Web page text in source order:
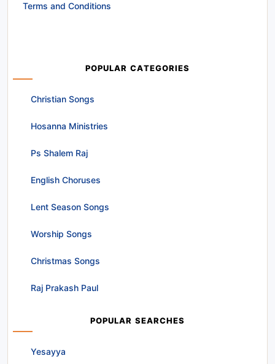
Terms and Conditions
POPULAR CATEGORIES
Christian Songs
Hosanna Ministries
Ps Shalem Raj
English Choruses
Lent Season Songs
Worship Songs
Christmas Songs
Raj Prakash Paul
POPULAR SEARCHES
Yesayya